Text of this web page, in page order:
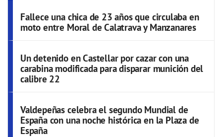
Fallece una chica de 23 años que circulaba en
moto entre Moral de Calatrava y Manzanares
Un detenido en Castellar por cazar con una
carabina modificada para disparar munición del
calibre 22
Valdepeñas celebra el segundo Mundial de
España con una noche histórica en la Plaza de
España